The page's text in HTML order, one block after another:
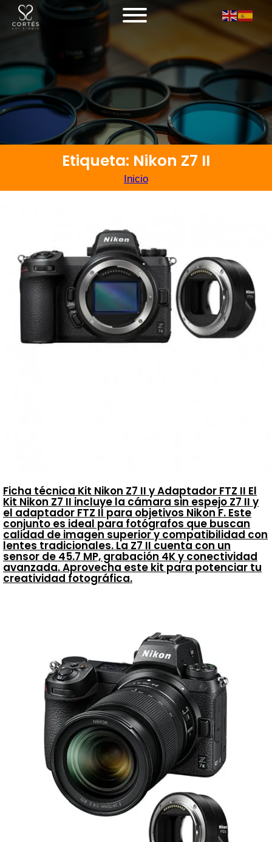
Etiqueta: Nikon Z7 II
Inicio
Ficha técnica Kit Nikon Z7 II y Adaptador FTZ II El
Kit Nikon Z7 II incluye la cámara sin espejo Z7 II y
el adaptador FTZ II para objetivos Nikon F. Este
conjunto es ideal para fotógrafos que buscan
calidad de imagen superior y compatibilidad con
lentes tradicionales. La Z7 II cuenta con un
sensor de 45.7 MP, grabación 4K y conectividad
avanzada. Aprovecha este kit para potenciar tu
creatividad fotográfica.